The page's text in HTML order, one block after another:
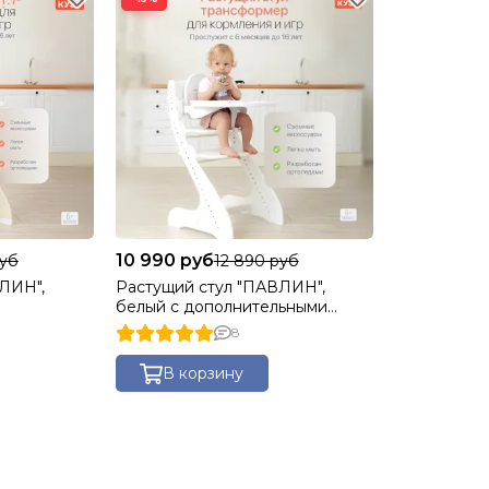
10 990 руб12 890 руб
Растущий стул "ПАВЛИН",
белый с дополнительными
элементами
8
В корзину